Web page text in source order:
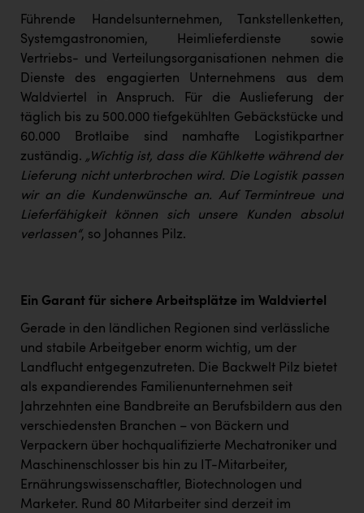
Führende Handelsunternehmen, Tankstellenketten,
Systemgastronomien, Heimlieferdienste sowie
Vertriebs- und Verteilungsorganisationen nehmen die
Dienste des engagierten Unternehmens aus dem
Waldviertel in Anspruch. Für die Auslieferung der
täglich bis zu 500.000 tiefgekühlten Gebäckstücke und
60.000 Brotlaibe sind namhafte Logistikpartner
zuständig. „Wichtig ist, dass die Kühlkette während der
Lieferung nicht unterbrochen wird. Die Logistik passen
wir an die Kundenwünsche an. Auf Termintreue und
Lieferfähigkeit können sich unsere Kunden absolut
verlassen“, so Johannes Pilz.
Ein Garant für sichere Arbeitsplätze im Waldviertel
Gerade in den ländlichen Regionen sind verlässliche
und stabile Arbeitgeber enorm wichtig, um der
Landflucht entgegenzutreten. Die Backwelt Pilz bietet
als expandierendes Familienunternehmen seit
Jahrzehnten eine Bandbreite an Berufsbildern aus den
verschiedensten Branchen – von Bäckern und
Verpackern über hochqualifizierte Mechatroniker und
Maschinenschlosser bis hin zu IT-Mitarbeiter,
Ernährungswissenschaftler, Biotechnologen und
Marketer. Rund 80 Mitarbeiter sind derzeit im